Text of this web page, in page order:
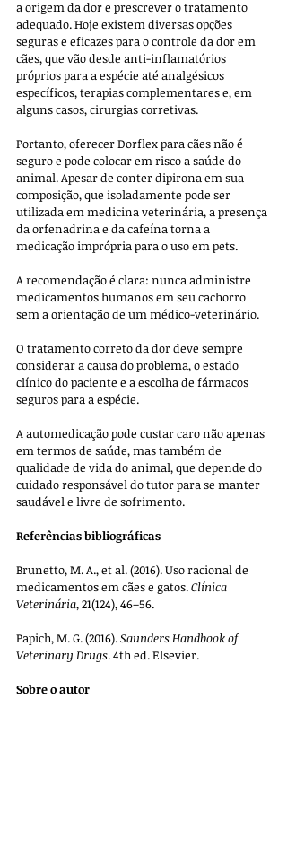
a origem da dor e prescrever o tratamento
adequado. Hoje existem diversas opções
seguras e eficazes para o controle da dor em
cães, que vão desde anti-inflamatórios
próprios para a espécie até analgésicos
específicos, terapias complementares e, em
alguns casos, cirurgias corretivas.
Portanto, oferecer Dorflex para cães não é
seguro e pode colocar em risco a saúde do
animal. Apesar de conter dipirona em sua
composição, que isoladamente pode ser
utilizada em medicina veterinária, a presença
da orfenadrina e da cafeína torna a
medicação imprópria para o uso em pets.
A recomendação é clara: nunca administre
medicamentos humanos em seu cachorro
sem a orientação de um médico-veterinário.
O tratamento correto da dor deve sempre
considerar a causa do problema, o estado
clínico do paciente e a escolha de fármacos
seguros para a espécie.
A automedicação pode custar caro não apenas
em termos de saúde, mas também de
qualidade de vida do animal, que depende do
cuidado responsável do tutor para se manter
saudável e livre de sofrimento.
Referências bibliográficas
Brunetto, M. A., et al. (2016). Uso racional de
medicamentos em cães e gatos. Clínica
Veterinária, 21(124), 46–56.
Papich, M. G. (2016). Saunders Handbook of
Veterinary Drugs. 4th ed. Elsevier.
Sobre o autor